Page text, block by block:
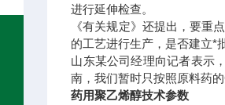
进行延伸检查。
《有关规定》还提出，要重
的工艺进行生产，是否建立*
山东某公司经理向记者表示
南，我们暂时只按照原料药
药用聚乙烯醇技术参数